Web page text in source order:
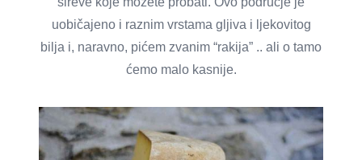
uobičajeno i raznim vrstama gljiva i ljekovitog
bilja i, naravno, pićem zvanim “rakija” .. ali o tamo
ćemo malo kasnije.